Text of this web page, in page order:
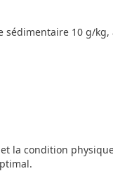
sédimentaire 10 g/kg,
la condition